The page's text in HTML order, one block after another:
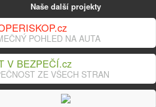
Naše další projekty
POHLED NA AUTA
V BEZPEČÍ.cz
ZE VŠECH STRAN